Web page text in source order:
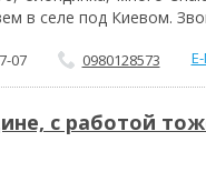
в селе под Киевом.
07 0980128573
с работой